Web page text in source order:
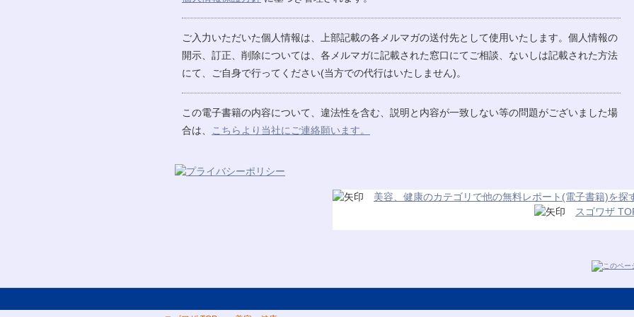
ご入力いただいた個人情報は、上部記載の各メルマガの送付先として使用いたします。個人情報の
開示、訂正、削除については、各メルマガに記載された窓口にてご相談、ないしは記載された方法
にて、ご自身で行ってください(当方での代行はいたしません)。
この電子書籍の内容について、違法性を含む、説明と内容が一致しない等の問題がございました場
合は、
こちらより当社にご連絡願います。
美容、健康のカテゴリで他の無料レポート(電子書籍)を探
スゴワザ